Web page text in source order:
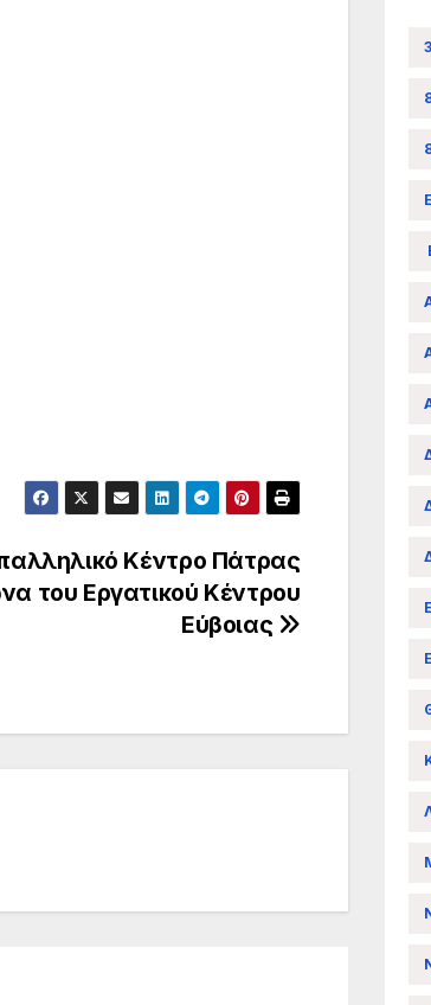
Κέντρο Πάτρας
του Εργατικού Κέντρου
Εύβοιας